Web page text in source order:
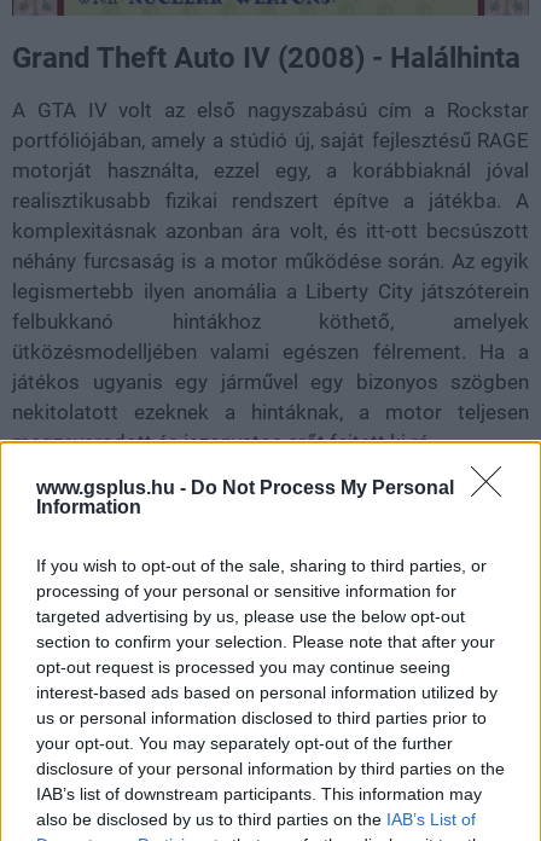
www.gsplus.hu - Do Not Process My Personal
Information
If you wish to opt-out of the sale, sharing to third parties, or
processing of your personal or sensitive information for
targeted advertising by us, please use the below opt-out
section to confirm your selection. Please note that after your
opt-out request is processed you may continue seeing
interest-based ads based on personal information utilized by
us or personal information disclosed to third parties prior to
your opt-out. You may separately opt-out of the further
disclosure of your personal information by third parties on the
IAB’s list of downstream participants. This information may
also be disclosed by us to third parties on the IAB’s List of
Grand Theft Auto IV (2008) - Halálhinta
A GTA IV volt az első nagyszabású cím a Rockstar
portfóliójában, amely a stúdió új, saját fejlesztésű RAGE
motorját használta, ezzel egy, a korábbiaknál jóval
realisztikusabb fizikai rendszert építve a játékba. A
komplexitásnak azonban ára volt, és itt-ott becsúszott
néhány furcsaság is a motor működése során. Az egyik
legismertebb ilyen anomália a Liberty City játszóterein
felbukkanó hintákhoz köthető, amelyek
ütközésmodelljében valami egészen félrement. Ha a
játékos ugyanis egy járművel egy bizonyos szögben
nekitolatott ezeknek a hintáknak, a motor teljesen
megzavarodott és iszonyatos erőt fejtett ki rá.
A jelenség "halálhinta" vagy "katapult-hinta" néven híresült
térkép másik felére - szűnni nem akaró pörgés és irreális
rongálódás kíséretében. A bugnak sem funkciója, sem
célja nem volt, de annyira látványos kilövéseket
produkált, hogy a játékosok órákat töltöttek buszok,
sportkocsik és motorok égbe repítésével. A Rockstar -
ráerősítve a bug mémesedésére - soha nem javította ki
teljesen, így az évek során a GTA IV ikonikus hibájává
vált.